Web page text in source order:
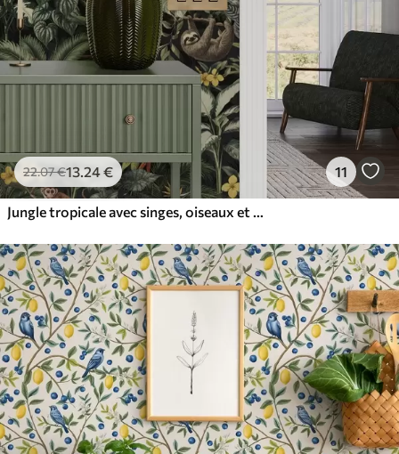
22.07€13.24€ 11
Jungle tropicale avec singes, oiseaux et feuillage dense